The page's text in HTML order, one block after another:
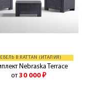
B:RATTAN (ИТАЛИЯ)
Nebraska Terrace
от 30 000 ₽